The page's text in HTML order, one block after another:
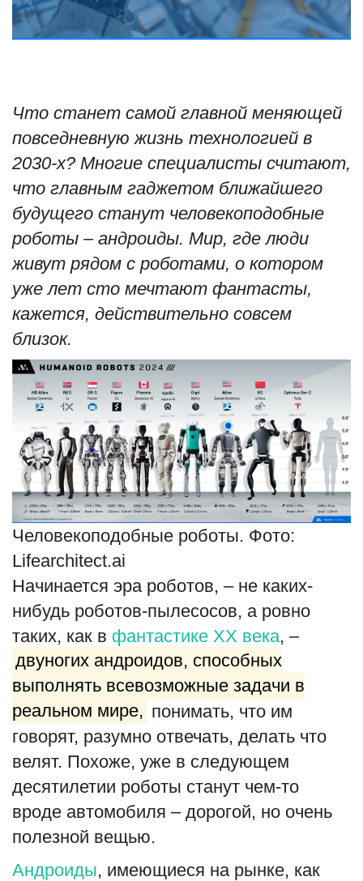
Туризм
Авто
Образование
Шоу-бизнес
В мире
Россия
Язык
English Русский
Что станет самой главной меняющей
повседневную жизнь технологией в
2030-х? Многие специалисты считают,
что главным гаджетом ближайшего
будущего станут человекоподобные
роботы – андроиды. Мир, где люди
живут рядом с роботами, о котором
уже лет сто мечтают фантасты,
кажется, действительно совсем
близок.
Человекоподобные роботы. Фото:
Lifearchitect.ai
Начинается эра роботов, – не каких-
нибудь роботов-пылесосов, а ровно
таких, как в фантастике ХХ века, –
двуногих андроидов, способных
выполнять всевозможные задачи в
реальном мире, понимать, что им
говорят, разумно отвечать, делать что
велят. Похоже, уже в следующем
десятилетии роботы станут чем-то
вроде автомобиля – дорогой, но очень
полезной вещью.
Андроиды, имеющиеся на рынке, как